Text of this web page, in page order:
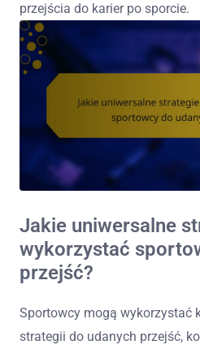
przejścia do karier po sporcie.
Jakie uniwersalne
wykorzystać
przejść?
Sportowcy mogą wykorzystać
strategii do udanych przejść,